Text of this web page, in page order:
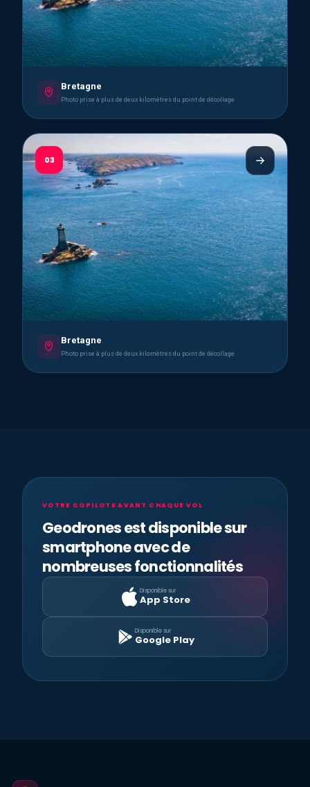
Bretagne
Photo prise à plus de deux kilomètres du point de décollage
03
Bretagne
Photo prise à plus de deux kilomètres du point de décollage
VOTRE COPILOTE AVANT CHAQUE VOL
Geodrones est disponible sur
smartphone avec de
nombreuses fonctionnalités
Disponible sur
App Store
Disponible sur
Google Play